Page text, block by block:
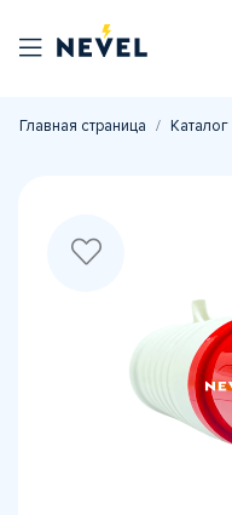
Главная страница Каталог